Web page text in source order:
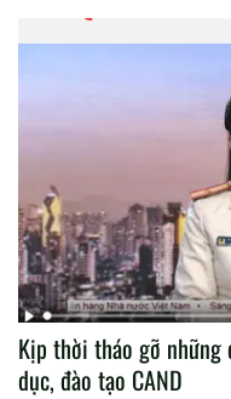
thảo báo cáo chính trị
lãnh đạo thực hiện
- 2025 và bầu đại biểu
II, nhiệm kỳ 2020 - 2025.
Kịp thời tháo gỡ
dục, đào tạo CAND